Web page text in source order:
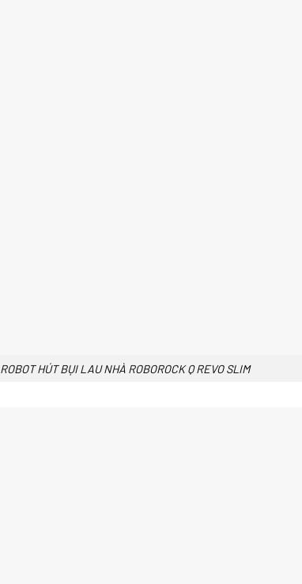
ROBOT HÚT BỤI LAU NHÀ ROBOROCK Q REVO SLIM